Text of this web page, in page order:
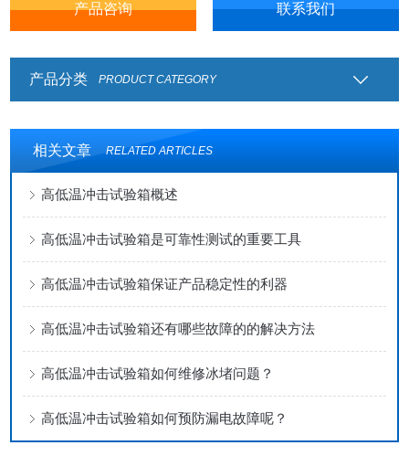
产品咨询 联系我们
产品分类 PRODUCT CATEGORY
相关文章 RELATED ARTICLES
高低温冲击试验箱概述
高低温冲击试验箱是可靠性测试的重要工具
高低温冲击试验箱保证产品稳定性的利器
高低温冲击试验箱还有哪些故障的的解决方法
高低温冲击试验箱如何维修冰堵问题？
高低温冲击试验箱如何预防漏电故障呢？